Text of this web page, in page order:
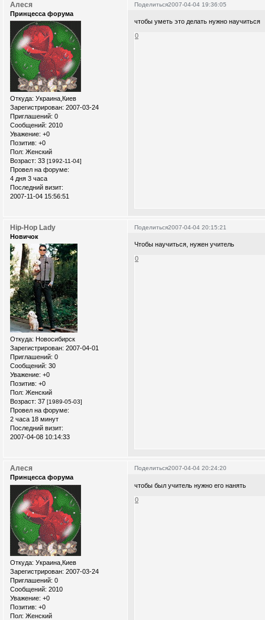
Поделиться2007-04-04 19:36:05
Алеся
Принцесса форума
Откуда: Украина,Киев
Зарегистрирован: 2007-03-24
Приглашений: 0
Сообщений: 2010
Уважение: +0
Позитив: +0
Пол: Женский
Возраст: 33 [1992-11-04]
Провел на форуме:
4 дня 3 часа
Последний визит:
2007-11-04 15:56:51
чтобы уметь это делать нужно научиться
0
Поделиться2007-04-04 20:15:21
Hip-Hop Lady
Новичок
Откуда: Новосибирск
Зарегистрирован: 2007-04-01
Приглашений: 0
Сообщений: 30
Уважение: +0
Позитив: +0
Пол: Женский
Возраст: 37 [1989-05-03]
Провел на форуме:
2 часа 18 минут
Последний визит:
2007-04-08 10:14:33
Чтобы научиться, нужен учитель
0
Поделиться2007-04-04 20:24:20
Алеся
Принцесса форума
Откуда: Украина,Киев
Зарегистрирован: 2007-03-24
Приглашений: 0
Сообщений: 2010
Уважение: +0
Позитив: +0
Пол: Женский
чтобы был учитель нужно его нанять
0